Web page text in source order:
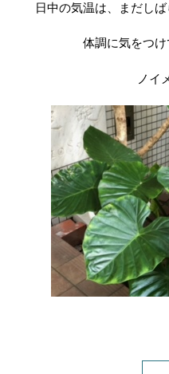
日中の気温は、まだし
体調に気をつけ
ノイ